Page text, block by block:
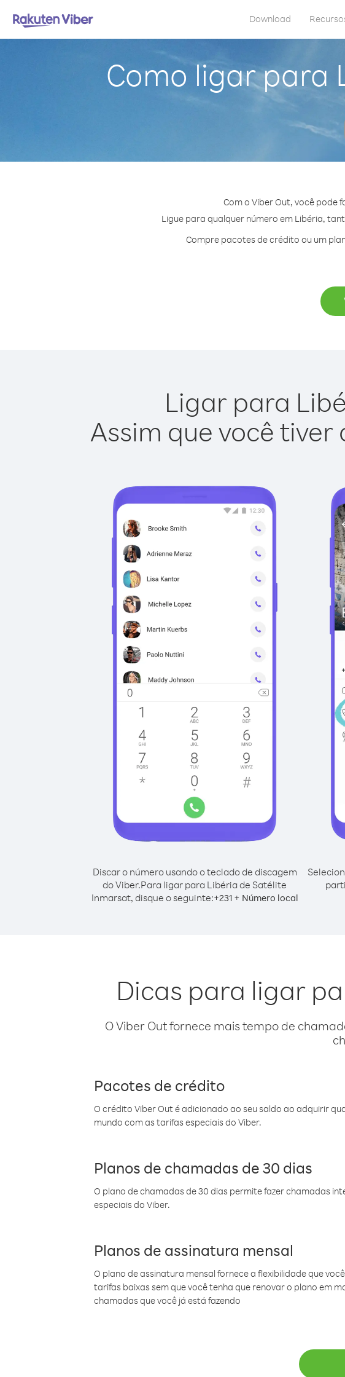
Download
Como ligar para
Com o Viber Out, você pode
Ligue para qualquer número em Libéria,
Compre pacotes de crédito ou um
Ligar para
Assim que você
Discar o número usando o teclado de discagem
do Viber.Para ligar para Libéria de Satélite
Inmarsat, disque o seguinte:+231+ Número local
Dicas para ligar
O Viber Out fornece mais tempo de
Pacotes de crédito
O crédito Viber Out é adicionado ao seu saldo ao adquirir
mundo com as tarifas especiais do Viber.
Planos de chamadas de 30 dias
O plano de chamadas de 30 dias permite fazer chamadas
especiais do Viber.
Planos de assinatura mensal
O plano de assinatura mensal fornece a flexibilidade que
tarifas baixas sem que você tenha que renovar o plano em
chamadas que você já está fazendo